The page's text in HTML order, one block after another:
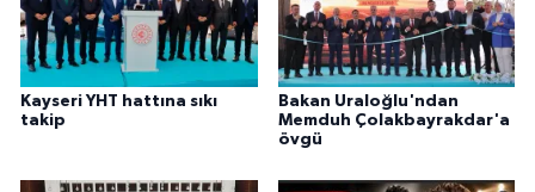
Kayseri YHT hattına sıkı
takip
Bakan Uraloğlu'ndan
Memduh Çolakbayrakdar'a
övgü